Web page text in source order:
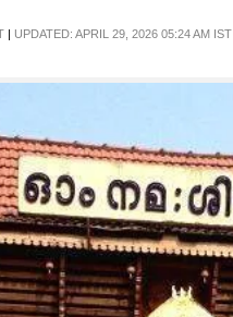
| UPDATED: APRIL 29, 2026 05:24 AM IST